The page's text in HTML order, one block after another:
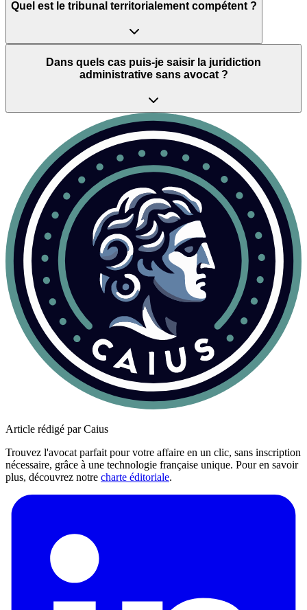
Quel est le tribunal territorialement compétent ?
Dans quels cas puis-je saisir la juridiction
administrative sans avocat ?
Article rédigé par Caius
Trouvez l'avocat parfait pour votre affaire en un clic, sans inscription
nécessaire, grâce à une technologie française unique. Pour en savoir
plus, découvrez notre charte éditoriale.